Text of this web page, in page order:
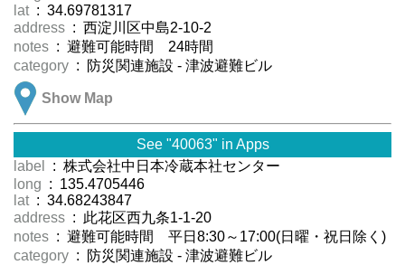
lat : 34.69781317
address : 西淀川区中島2-10-2
notes : 避難可能時間 24時間
category : 防災関連施設 - 津波避難ビル
Show Map
See "40063" in Apps
label
: 株式会社中日本冷蔵本社センター
long : 135.4705446
lat : 34.68243847
address : 此花区西九条1-1-20
notes : 避難可能時間 平日8:30～17:00(日曜・祝日除く)
category : 防災関連施設 - 津波避難ビル